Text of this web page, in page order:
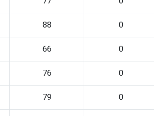
88 0
66 0
76 0
79 0